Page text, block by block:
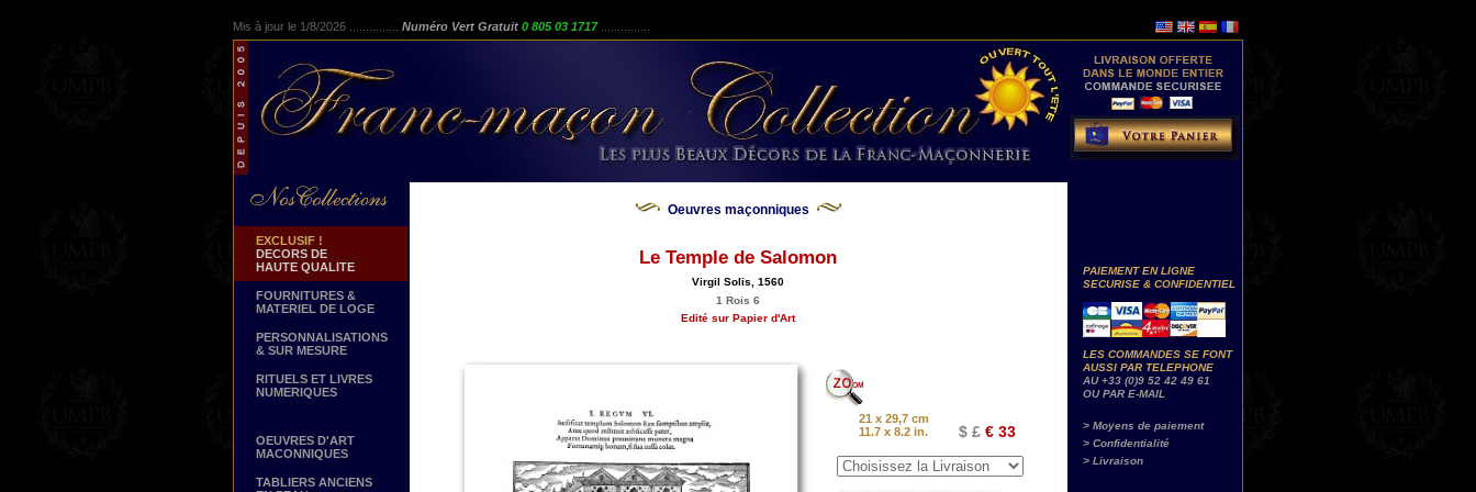
Mis à jour le 1/8/2026 ............... Numéro Vert Gratuit 0 805 03 1717
EXCLUSIF !
DECORS DE
HAUTE QUALITE
FOURNITURES &
MATERIEL DE LOGE
PERSONNALISATIONS
& SUR MESURE
RITUELS ET LIVRES
NUMERIQUES
OEUVRES D'ART
MACONNIQUES
TABLIERS ANCIENS
Oeuvres maçonniques
Le Temple de Salomon
Virgil Solis, 1560
1 Rois 6
Edité sur Papier d'Art
21 x 29,7 cm
11.7 x 8.2 in.
$ £ € 33
PAIEMENT EN LIGNE
SECURISE & CONFIDENTIEL
LES COMMANDES SE FONT
AUSSI PAR TELEPHONE
AU +33 (0)9 52 42 49 61
OU PAR E-MAIL
> Moyens de paiement
> Confidentialité
> Livraison